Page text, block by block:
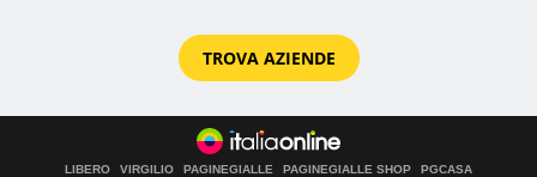
TROVA AZIENDE
LIBERO VIRGILIO PAGINEGIALLE PAGINEGIALLE SHOP
PGCASA